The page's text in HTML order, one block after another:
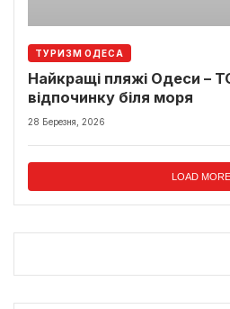
ТУРИЗМ ОДЕСА
Найкращі пляжі Одеси –
відпочинку біля моря
28 Березня, 2026
LOAD MORE